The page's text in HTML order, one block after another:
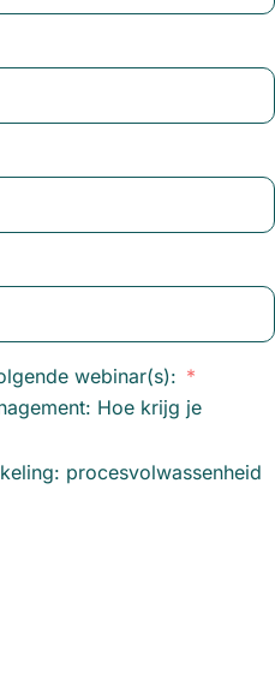
webinar(s):
Hoe krijg je
procesvolwassenheid